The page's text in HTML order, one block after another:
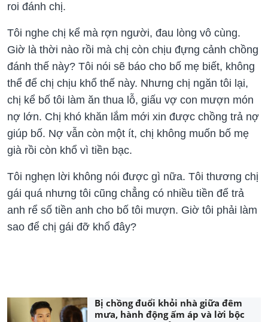
roi đánh chị.
Tôi nghe chị kể mà rợn người, đau lòng vô cùng.
Giờ là thời nào rồi mà chị còn chịu đựng cảnh chồng
đánh thế này? Tôi nói sẽ báo cho bố mẹ biết, không
thể để chị chịu khổ thế này. Nhưng chị ngăn tôi lại,
chị kể bố tôi làm ăn thua lỗ, giấu vợ con mượn món
nợ lớn. Chị khó khăn lắm mới xin được chồng trả nợ
giúp bố. Nợ vẫn còn một ít, chị không muốn bố mẹ
già rồi còn khổ vì tiền bạc.
Tôi nghẹn lời không nói được gì nữa. Tôi thương chị
gái quá nhưng tôi cũng chẳng có nhiều tiền để trả
anh rể số tiền anh cho bố tôi mượn. Giờ tôi phải làm
sao để chị gái đỡ khổ đây?
Bị chồng đuổi khỏi nhà giữa đêm
mưa, hành động ấm áp và lời bộc